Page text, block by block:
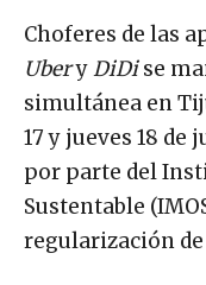
Choferes de las
UberyDiDise
simultánea en
17 y jueves 18
por parte del
Sustentable
regularización